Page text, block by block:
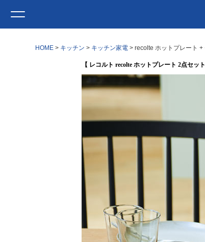
HOME キッチン キッチン家電 recolte ホットプレート
【 レコルト recolte ホットプレート 2点セット